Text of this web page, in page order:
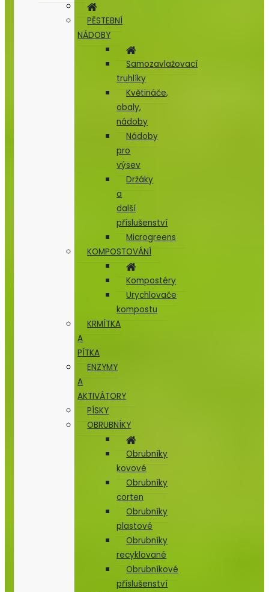
PĚSTEBNÍ
NÁDOBY
Samozavlažovací
truhlíky
Květináče,
obaly,
nádoby
Nádoby
pro
výsev
Držáky
a
další
příslušenství
Microgreens
KOMPOSTOVÁNÍ
Kompostéry
Urychlovače
kompostu
KRMÍTKA
A
PÍTKA
ENZYMY
A
AKTIVÁTORY
PÍSKY
OBRUBNÍKY
Obrubníky
kovové
Obrubníky
corten
Obrubníky
plastové
Obrubníky
recyklované
Obrubníkové
příslušenství